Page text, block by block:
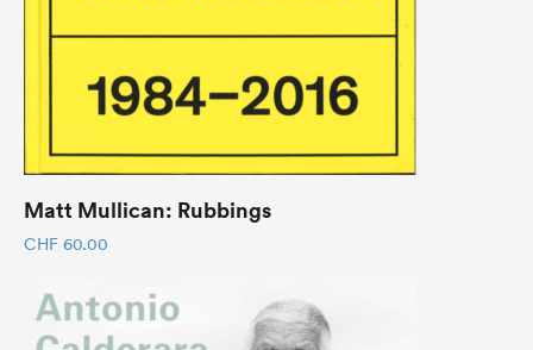
Matt Mullican: Rubbings
CHF 60.00